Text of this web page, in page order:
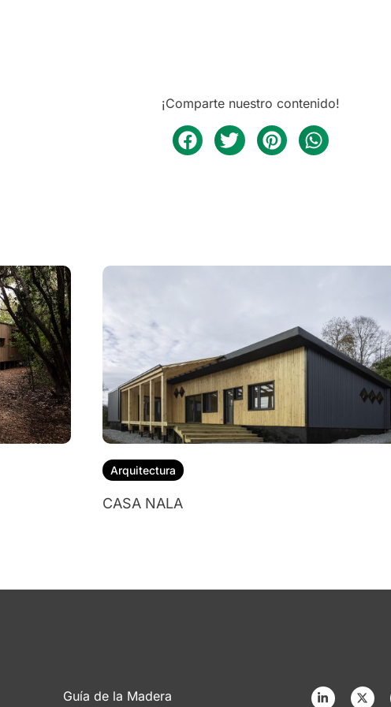
¡Comparte nuestro contenido!
Arquitectura
CASA NALA
Guía de la Madera